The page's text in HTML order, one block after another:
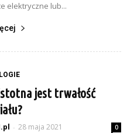
elektryczne lub...
jest trwałość
- 28 maja 2021 0